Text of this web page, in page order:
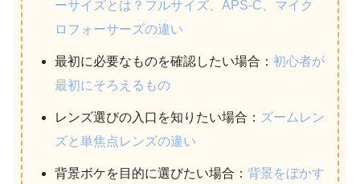
ーサイズとは？フルサイズ、APS-C、マイク
ロフォーサーズの違い
最初に必要なものを確認したい場合： 初心者が
最初にそろえるもの
レンズ選びの入口を知りたい場合： ズームレン
ズと単焦点レンズの違い
背景ボケを目的に選びたい場合： 背景をぼかす